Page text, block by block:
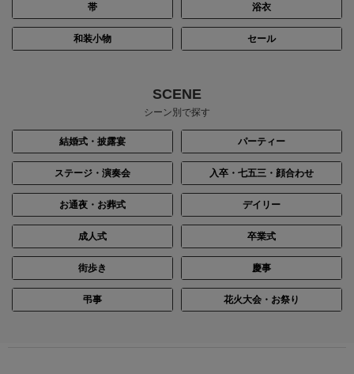
帯 浴衣
和装小物 セール
SCENE
シーン別で探す
結婚式・披露宴 パーティー
ステージ・演奏会 入卒・七五三・顔合わせ
お通夜・お葬式 デイリー
成人式 卒業式
街歩き 慶事
弔事 花火大会・お祭り